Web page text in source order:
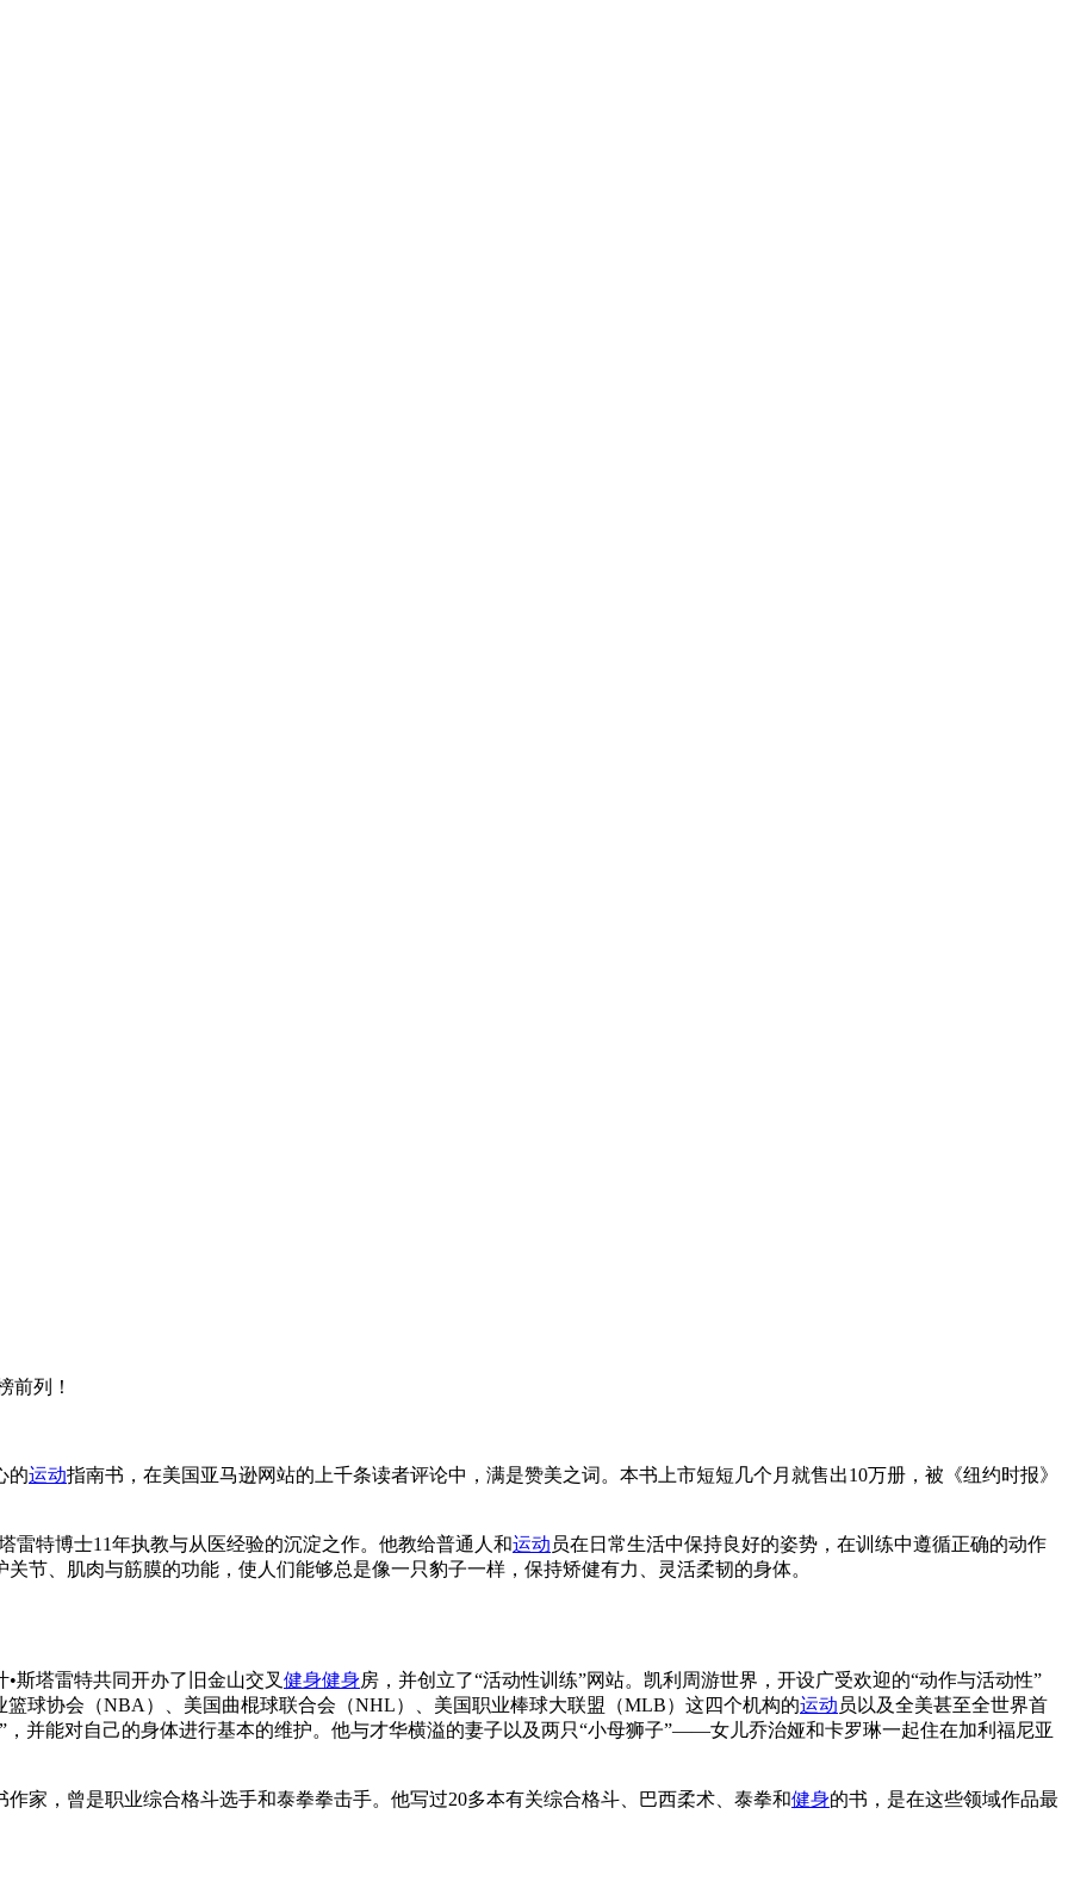
前列！
的运动指南书，在美国亚马逊网站的上千条读者评论中，满是赞美之词。本书上市短短几个月就售出10万册，被《纽约时报》
雷特博士11年执教与从医经验的沉淀之作。他教给普通人和运动 员在日常生活中保持良好的姿势，在训练中遵循正确的动作
节、肌肉与筋膜的功能，使人们能够总是像一只豹子一样，保持矫健有力、灵活柔韧的身体。
斯塔雷特共同开办了旧金山交叉 健身健身房，并创立了“活动性训练”网站。凯利周游世界，开设广受欢迎的“动作与活动性”
球协会（NBA）、美国曲棍球联合会（NHL）、美国职业棒球大联盟（MLB）这四个机构的运动 员以及全美甚至全世界首
并能对自己的身体进行基本的维护。他与才华横溢的妻子以及两只“小母狮子”——女儿乔治娅和卡罗琳一起住在加利福尼亚
家，曾是职业综合格斗选手和泰拳拳击手。他写过20多本有关综合格斗、巴西柔术、泰拳和健身的书，是在这些领域作品最